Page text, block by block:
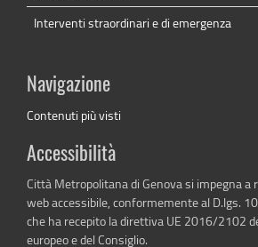
Interventi straordinari e di emergenza
Navigazione
Contenuti più visti
Accessibilità
Città Metropolitana di Genova si impegna a
web accessibile, conformemente al D.lgs.
che ha recepito la direttiva UE 2016/2102
europeo e del Consiglio.